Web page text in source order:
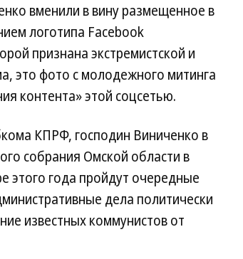
вменили в вину размещенное в
логотипа Facebook
признана экстремистской и
это фото с молодежного митинга
контента» этой соцсетью.
КПРФ, господин Виниченко в
собрания Омской области в
этого года пройдут очередные
дела политически
известных коммунистов от